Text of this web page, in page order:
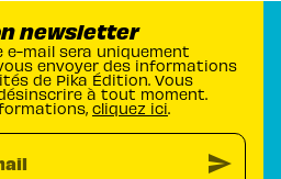
newsletter
e-mail sera uniquement
envoyer des informations
de Pika Édition. Vous
à tout moment.
cliquez ici.
send